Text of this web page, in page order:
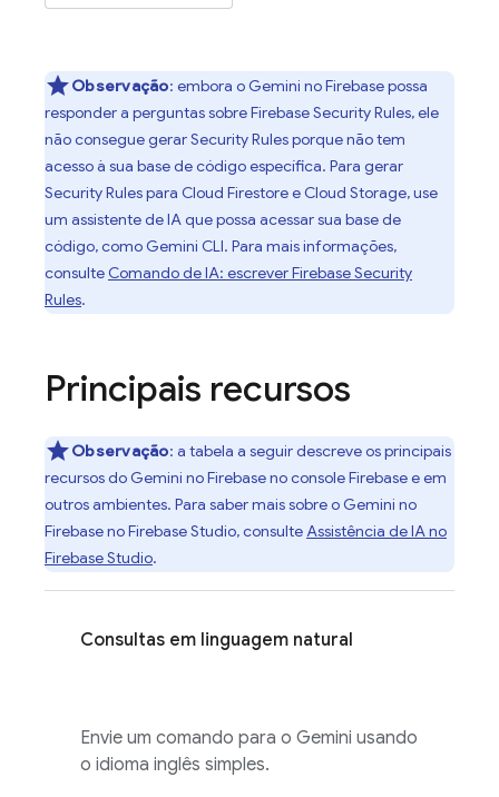
Observação: embora o Gemini noFirebasepossa
responder a perguntas sobreFirebase Security Rules, ele
não consegue gerarSecurity Rulesporque não tem
acesso à sua base de código específica. Para gerar
Security Rulespara Cloud Firestoree Cloud Storage, use
um assistente de IA que possa acessar sua base de
código, como Gemini CLI. Para mais informações,
consulte Comando de IA: escreverFirebase Security
Rules.
Principais recursos
Observação: a tabela a seguir descreve os principais
recursos do Gemini noFirebaseno consoleFirebasee em
outros ambientes. Para saber mais sobre o Gemini no
FirebasenoFirebase Studio, consulteAssistência de IA no
Firebase Studio.
Consultas em linguagem natural
Envie um comando para o Gemini usando
o idioma inglês simples.